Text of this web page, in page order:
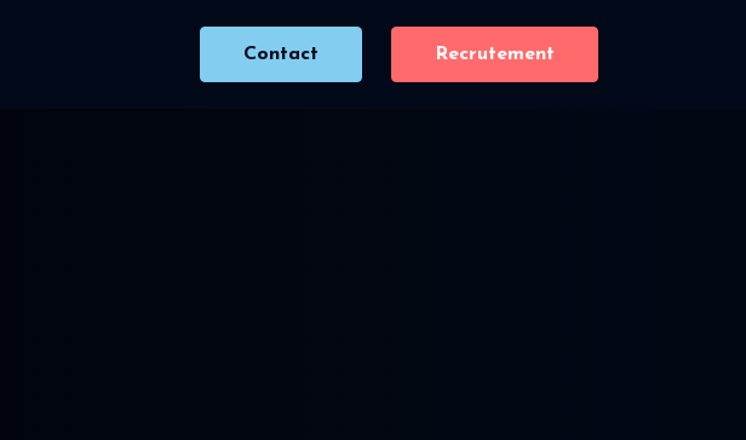
Contact Recrutement